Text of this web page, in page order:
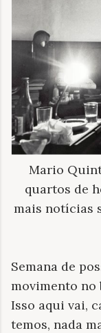
Mario
quartos de
mais notícias
Semana de
movimento no
Isso aqui vai,
temos, nada